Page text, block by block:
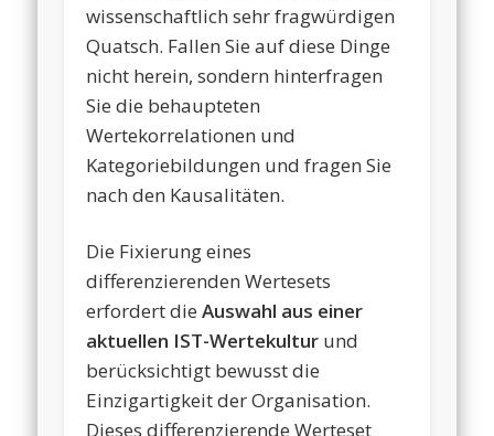
wissenschaftlich sehr fragwürdigen
Quatsch. Fallen Sie auf diese Dinge
nicht herein, sondern hinterfragen
Sie die behaupteten
Wertekorrelationen und
Kategoriebildungen und fragen Sie
nach den Kausalitäten.
Die Fixierung eines
differenzierenden Wertesets
erfordert die Auswahl aus einer
aktuellen IST-Wertekultur und
berücksichtigt bewusst die
Einzigartigkeit der Organisation.
Dieses differenzierende Werteset